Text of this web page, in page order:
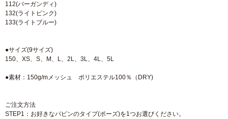
112(バーガンディ)
132(ライトピンク)
133(ライトブルー)
●サイズ(9サイズ)
150、XS、S、M、L、2L、3L、4L、5L
●素材：150g/mメッシュ ポリエステル100％（DRY)
ご注文方法
STEP1：お好きなパピンのタイプ(ポーズ)を1つお選びください。